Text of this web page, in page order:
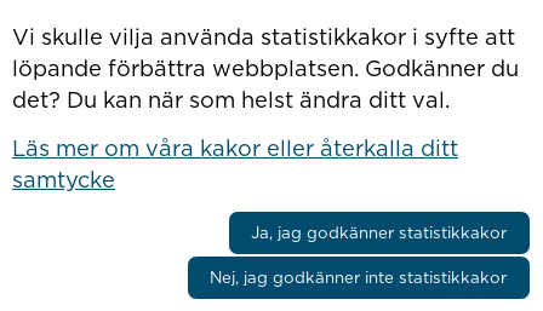
Vi skulle vilja använda statistikkakor i syfte att
löpande förbättra webbplatsen. Godkänner du
det? Du kan när som helst ändra ditt val.
Läs mer om våra kakor eller återkalla ditt
samtycke
Ja, jag godkänner statistikkakor
Nej, jag godkänner inte statistikkakor